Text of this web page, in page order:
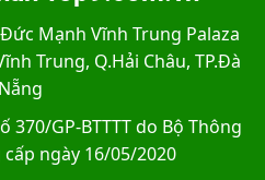
Mạnh Vĩnh Trung Palaza
Trung, Q.Hải Châu, TP.Đà
Nẵng
370/GP-BTTTT do Bộ Thông
ngày 16/05/2020